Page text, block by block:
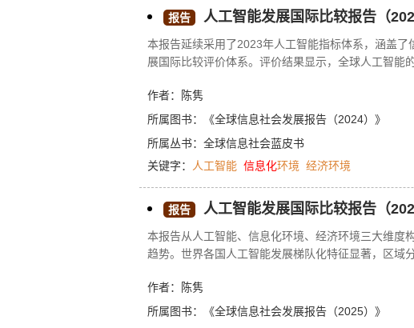
报告 人工智能发展国际比较报告（
本报告延续采用了2023年人工智能指标体系，涵盖
展国际比较评价体系。评价结果显示，全球人工智能
主的发展格局。东亚、北美、西欧等的人工智能发展
于自身的信息化环境、经济发展水平和教育资源配置
作者：陈隽
所属图书：
《全球信息社会发展报告（2024）》
所属丛书： 全球信息社会蓝皮书
关键字：
人工智能 信息化环境 经济环境
报告 人工智能发展国际比较报告（
本报告从人工智能、信息化环境、经济环境三大维度
趋势。世界各国人工智能发展梯队化特征显著，区域
多极分散格局。发展中国家普遍处于较落后的位置，
经济支撑等方面均存在显著短板，与领先国家相比差
作者：陈隽
所属图书：
《全球信息社会发展报告（2025）》